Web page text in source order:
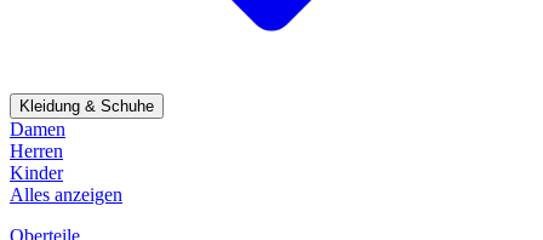
Kleidung & Schuhe
Damen
Herren
Kinder
Alles anzeigen
Oberteile